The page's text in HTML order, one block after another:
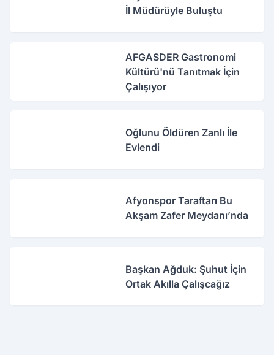
İl Müdürüyle Buluştu
AFGASDER Gastronomi
Kültürü'nü Tanıtmak İçin
Çalışıyor
Oğlunu Öldüren Zanlı İle
Evlendi
Afyonspor Taraftarı Bu
Akşam Zafer Meydanı’nda
Başkan Ağduk: Şuhut İçin
Ortak Akılla Çalışcağız